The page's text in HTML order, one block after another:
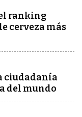
ranking
cerveza más
ciudadanía
del mundo